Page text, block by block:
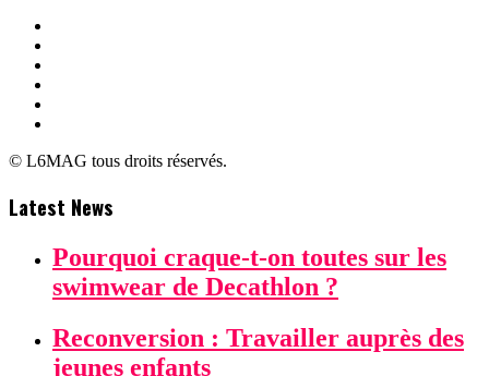
© L6MAG tous droits réservés.
Latest News
Pourquoi craque-t-on toutes sur les
swimwear de Decathlon ?
Reconversion : Travailler auprès des
jeunes enfants